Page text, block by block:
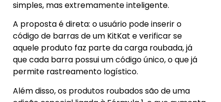
simples, mas extremamente inteligente.
A proposta é direta: o usuário pode inserir o
código de barras de um KitKat e verificar se
aquele produto faz parte da carga roubada, já
que cada barra possui um código único, o que já
permite rastreamento logístico.
Além disso, os produtos roubados são de uma